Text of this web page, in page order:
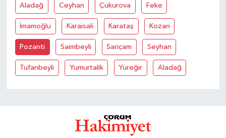
Aladağ Ceyhan Çukurova Feke
İmamoğlu Karaisali Karataş Kozan
Pozanti Saimbeyli Sariçam Seyhan
Tufanbeyli Yumurtalik Yüreğir Aladağ